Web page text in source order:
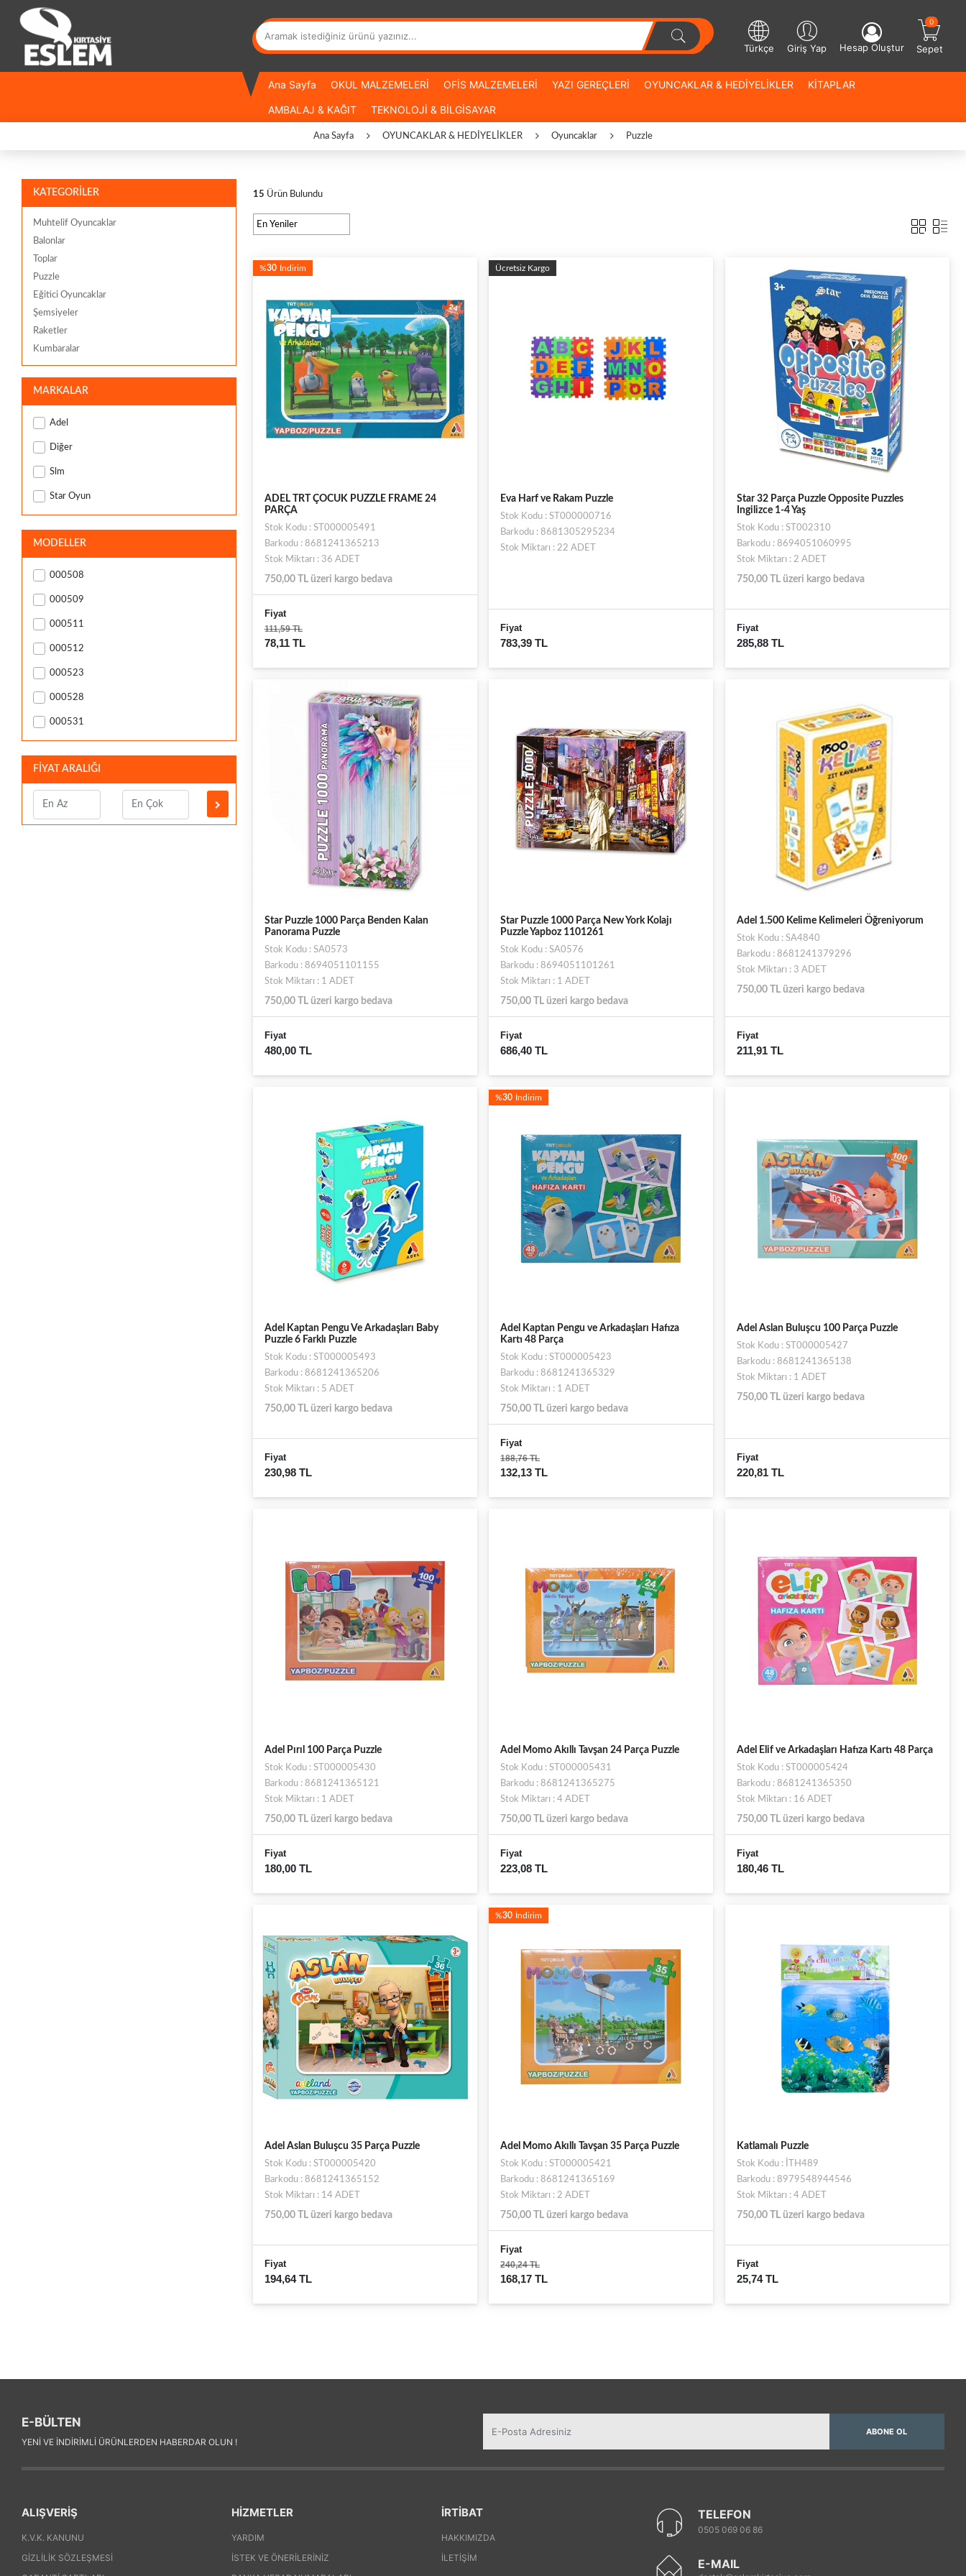
Sepet
0
Türkçe Giriş Yap Hesap Oluştur
Ana Sayfa OKUL MALZEMELERİ OFİS MALZEMELERİ YAZI GEREÇLERİ OYUNCAKLAR & HEDİYELİKLER KİTAPLAR
AMBALAJ & KAĞIT TEKNOLOJİ & BİLGİSAYAR
Ana Sayfa OYUNCAKLAR & HEDİYELİKLER Oyuncaklar Puzzle
KATEGORİLER
Muhtelif Oyuncaklar
Balonlar
Toplar
Puzzle
Eğitici Oyuncaklar
Şemsiyeler
Raketler
Kumbaralar
MARKALAR
Adel
Diğer
Slm
Star Oyun
MODELLER
000508
000509
000511
000512
000523
000528
000531
FİYAT ARALIĞI
15 Ürün Bulundu
%30 İndirim
ADEL TRT ÇOCUK PUZZLE FRAME 24
PARÇA
Stok Kodu : ST000005491
Barkodu : 8681241365213
Stok Miktarı : 36 ADET
750,00 TL üzeri kargo bedava
Fiyat
111,59 TL
78,11 TL
Ücretsiz Kargo
Eva Harf ve Rakam Puzzle
Stok Kodu : ST000000716
Barkodu : 8681305295234
Stok Miktarı : 22 ADET
Fiyat
783,39 TL
Star 32 Parça Puzzle Opposite Puzzles
Ingilizce 1-4 Yaş
Stok Kodu : ST002310
Barkodu : 8694051060995
Stok Miktarı : 2 ADET
750,00 TL üzeri kargo bedava
Fiyat
285,88 TL
Star Puzzle 1000 Parça Benden Kalan
Panorama Puzzle
Stok Kodu : SA0573
Barkodu : 8694051101155
Stok Miktarı : 1 ADET
750,00 TL üzeri kargo bedava
Fiyat
480,00 TL
Star Puzzle 1000 Parça New York Kolajı
Puzzle Yapboz 1101261
Stok Kodu : SA0576
Barkodu : 8694051101261
Stok Miktarı : 1 ADET
750,00 TL üzeri kargo bedava
Fiyat
686,40 TL
Adel 1.500 Kelime Kelimeleri Öğreniyorum
Stok Kodu : SA4840
Barkodu : 8681241379296
Stok Miktarı : 3 ADET
750,00 TL üzeri kargo bedava
Fiyat
211,91 TL
Adel Kaptan Pengu Ve Arkadaşları Baby
Puzzle 6 Farklı Puzzle
Stok Kodu : ST000005493
Barkodu : 8681241365206
Stok Miktarı : 5 ADET
750,00 TL üzeri kargo bedava
Fiyat
230,98 TL
%30 İndirim
Adel Kaptan Pengu ve Arkadaşları Hafıza
Kartı 48 Parça
Stok Kodu : ST000005423
Barkodu : 8681241365329
Stok Miktarı : 1 ADET
750,00 TL üzeri kargo bedava
Fiyat
188,76 TL
132,13 TL
Adel Aslan Buluşcu 100 Parça Puzzle
Stok Kodu : ST000005427
Barkodu : 8681241365138
Stok Miktarı : 1 ADET
750,00 TL üzeri kargo bedava
Fiyat
220,81 TL
Adel Pırıl 100 Parça Puzzle
Stok Kodu : ST000005430
Barkodu : 8681241365121
Stok Miktarı : 1 ADET
750,00 TL üzeri kargo bedava
Fiyat
180,00 TL
Adel Momo Akıllı Tavşan 24 Parça Puzzle
Stok Kodu : ST000005431
Barkodu : 8681241365275
Stok Miktarı : 4 ADET
750,00 TL üzeri kargo bedava
Fiyat
223,08 TL
Adel Elif ve Arkadaşları Hafıza Kartı 48 Parça
Stok Kodu : ST000005424
Barkodu : 8681241365350
Stok Miktarı : 16 ADET
750,00 TL üzeri kargo bedava
Fiyat
180,46 TL
Adel Aslan Buluşcu 35 Parça Puzzle
Stok Kodu : ST000005420
Barkodu : 8681241365152
Stok Miktarı : 14 ADET
750,00 TL üzeri kargo bedava
Fiyat
194,64 TL
%30 İndirim
Adel Momo Akıllı Tavşan 35 Parça Puzzle
Stok Kodu : ST000005421
Barkodu : 8681241365169
Stok Miktarı : 2 ADET
750,00 TL üzeri kargo bedava
Fiyat
240,24 TL
168,17 TL
Katlamalı Puzzle
Stok Kodu : İTH489
Barkodu : 8979548944546
Stok Miktarı : 4 ADET
750,00 TL üzeri kargo bedava
Fiyat
25,74 TL
E-BÜLTEN
YENI VE INDIRIMLI ÜRÜNLERDEN HABERDAR OLUN !
ABONE OL
ALIŞVERİŞ
K.V.K. KANUNU
GIZLILIK SÖZLEŞMESI
HİZMETLER
YARDIM
İSTEK VE ÖNERILERINIZ
İRTİBAT
HAKKIMIZDA
İLETIŞIM
TELEFON
0505 069 06 86
E-MAIL